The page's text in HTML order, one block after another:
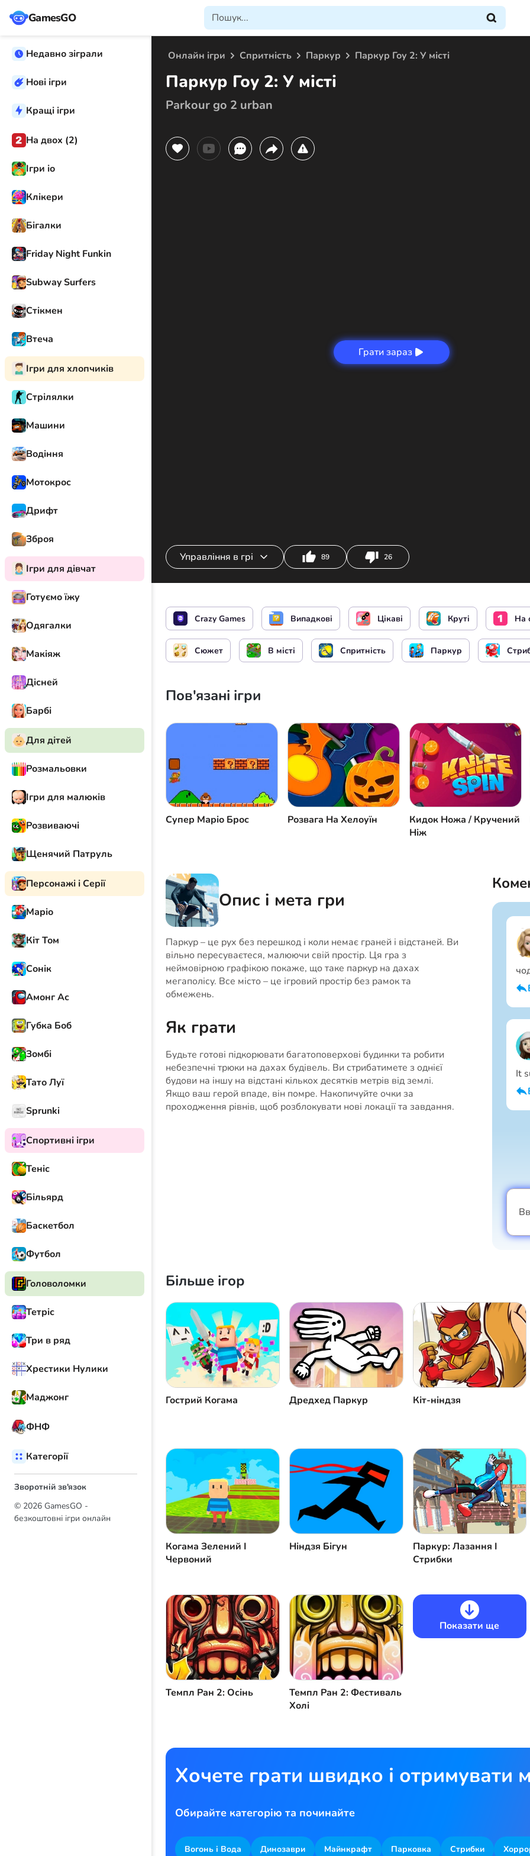
GamesGO
Недавно зіграли
Нові ігри
Кращі ігри
На двох (2)
Ігри іо
Клікери
Бігалки
Friday Night Funkin
Subway Surfers
Стікмен
Втеча
Ігри для хлопчиків
Стрілялки
Машини
Водіння
Мотокрос
Дрифт
Зброя
Ігри для дівчат
Готуємо їжу
Одягалки
Макіяж
Дісней
Барбі
Для дітей
Розмальовки
Ігри для малюків
Розвиваючі
Щенячий Патруль
Персонажі і Серії
Маріо
Кіт Том
Сонік
Амонг Ас
Губка Боб
Зомбі
Тато Луї
Sprunki
Спортивні ігри
Теніс
Більярд
Баскетбол
Футбол
Головоломки
Тетріс
Три в ряд
Хрестики Нулики
Маджонг
ФНФ
Категорії
Зворотній зв'язок
© 2026 GamesGO -
безкоштовні ігри онлайн
Онлайн ігри Спритність Паркур Паркур Гоу 2: У місті
Паркур Гоу 2: У місті
Parkour go 2 urban
Грати зараз
Управління в грі 89 26
Управління героєм чи Бігти Стрибок
Заблокувати / Розблокувати курсор мишки Змінити вид камери
Crazy Games Випадкові Цікаві Круті На
Сюжет В місті Спритність Паркур
Пов'язані ігри
Супер Маріо Брос Розвага На Хелоуїн
Кидок Ножа / Кручений
Ніж
Опис і мета гри
Паркур – це рух без перешкод і коли немає граней і відстаней. Ви
вільно пересуваєтеся, малюючи свій простір. Ця гра з
неймовірною графікою покаже, що таке паркур на дахах
мегаполісу. Все місто – це ігровий простір без рамок та
обмежень.
Як грати
Будьте готові підкорювати багатоповерхові будинки та робити
небезпечні трюки на дахах будівель. Ви стрибатимете з однієї
будови на іншу на відстані кількох десятків метрів від землі.
Якщо ваш герой впаде, він помре. Накопичуйте очки за
проходження рівнів, щоб розблокувати нові локації та завдання.
It
Більше ігор
Гострий Когама Дредхед Паркур Кіт-ніндзя
Когама Зелений І
Червоний
Ніндзя Бігун
Паркур: Лазання І
Стрибки
Темпл Ран 2: Осінь
Темпл Ран 2: Фестиваль
Холі
Показати ще
Хочете грати швидко і отримувати
Обирайте категорію та починайте
Вогонь і Вода Динозаври Майнкрафт Парковка Стрибки